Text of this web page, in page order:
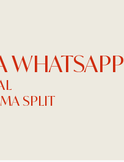
WHATSAPP
SPLIT